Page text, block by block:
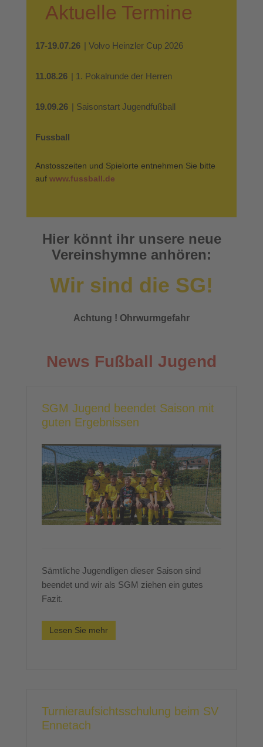
Aktuelle Termine
17-19.07.26 | Volvo Heinzler Cup 2026
11.08.26 | 1. Pokalrunde der Herren
19.09.26 | Saisonstart Jugendfußball
Fussball
Anstosszeiten und Spielorte entnehmen Sie bitte
auf www.fussball.de
Hier könnt ihr unsere neue
Vereinshymne anhören:
Wir sind die SG!
Achtung ! Ohrwurmgefahr
News Fußball Jugend
SGM Jugend beendet Saison mit
guten Ergebnissen
Sämtliche Jugendligen dieser Saison sind
beendet und wir als SGM ziehen ein gutes
Fazit.
Lesen Sie mehr
Turnieraufsichtsschulung beim SV
Ennetach